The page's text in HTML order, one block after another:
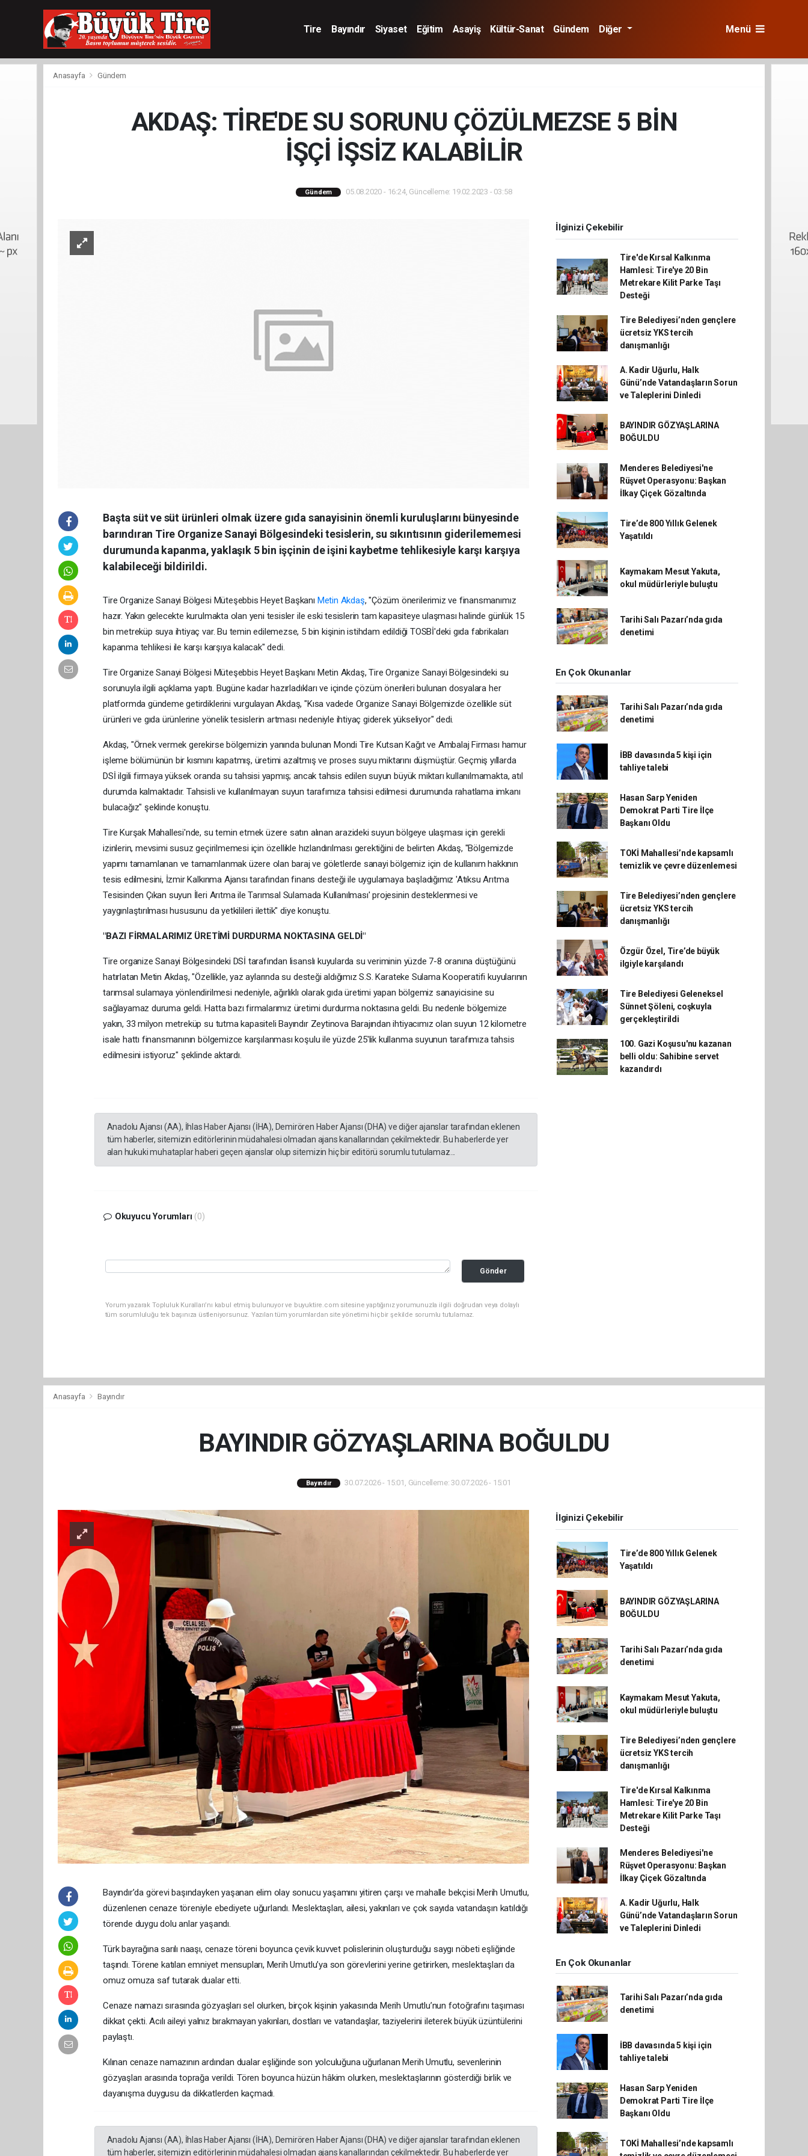
Tire Bayındır Siyaset Eğitim Asayiş Kültür-Sanat Gündem Diğer Menü
Anasayfa Gündem
AKDAŞ: TİRE'DE SU SORUNU ÇÖZÜLMEZSE 5 BİN
İŞÇİ İŞSİZ KALABİLİR
Gündem 05.08.2020 - 16:24, Güncelleme: 19.02.2023 - 03:58
Başta süt ve süt ürünleri olmak üzere gıda sanayisinin önemli kuruluşlarını bünyesinde
barındıran Tire Organize Sanayi Bölgesindeki tesislerin, su sıkıntısının giderilememesi
durumunda kapanma, yaklaşık 5 bin işçinin de işini kaybetme tehlikesiyle karşı karşıya
kalabileceği bildirildi.
Tire Organize Sanayi Bölgesi Müteşebbis Heyet Başkanı Metin Akdaş, "Çözüm önerilerimiz ve finansmanımız
hazır. Yakın gelecekte kurulmakta olan yeni tesisler ile eski tesislerin tam kapasiteye ulaşması halinde günlük 15
bin metreküp suya ihtiyaç var. Bu temin edilemezse, 5 bin kişinin istihdam edildiği TOSBİ'deki gıda fabrikaları
kapanma tehlikesi ile karşı karşıya kalacak" dedi.
Tire Organize Sanayi Bölgesi Müteşebbis Heyet Başkanı Metin Akdaş, Tire Organize Sanayi Bölgesindeki su
sorunuyla ilgili açıklama yaptı. Bugüne kadar hazırladıkları ve içinde çözüm önerileri bulunan dosyalara her
platformda gündeme getirdiklerini vurgulayan Akdaş, "Kısa vadede Organize Sanayi Bölgemizde özellikle süt
ürünleri ve gıda ürünlerine yönelik tesislerin artması nedeniyle ihtiyaç giderek yükseliyor" dedi.
Akdaş, "Örnek vermek gerekirse bölgemizin yanında bulunan Mondi Tire Kutsan Kağıt ve Ambalaj Firması hamur
işleme bölümünün bir kısmını kapatmış, üretimi azaltmış ve proses suyu miktarını düşmüştür. Geçmiş yıllarda
DSİ ilgili firmaya yüksek oranda su tahsisi yapmış; ancak tahsis edilen suyun büyük miktarı kullanılmamakta, atıl
durumda kalmaktadır. Tahsisli ve kullanılmayan suyun tarafımıza tahsisi edilmesi durumunda rahatlama imkanı
bulacağız" şeklinde konuştu.
Tire Kurşak Mahallesi'nde, su temin etmek üzere satın alınan arazideki suyun bölgeye ulaşması için gerekli
izinlerin, mevsimi susuz geçirilmemesi için özellikle hızlandırılması gerektiğini de belirten Akdaş, "Bölgemizde
yapımı tamamlanan ve tamamlanmak üzere olan baraj ve göletlerde sanayi bölgemiz için de kullanım hakkının
tesis edilmesini, İzmir Kalkınma Ajansı tarafından finans desteği ile uygulamaya başladığımız 'Atıksu Arıtma
Tesisinden Çıkan suyun İleri Arıtma ile Tarımsal Sulamada Kullanılması' projesinin desteklenmesi ve
yaygınlaştırılması hususunu da yetkilileri ilettik" diye konuştu.
"BAZI FİRMALARIMIZ ÜRETİMİ DURDURMA NOKTASINA GELDİ"
Tire organize Sanayi Bölgesindeki DSİ tarafından lisanslı kuyularda su veriminin yüzde 7-8 oranına düştüğünü
hatırlatan Metin Akdaş, "Özellikle, yaz aylarında su desteği aldığımız S.S. Karateke Sulama Kooperatifi kuyularının
tarımsal sulamaya yönlendirilmesi nedeniyle, ağırlıklı olarak gıda üretimi yapan bölgemiz sanayicisine su
sağlayamaz duruma geldi. Hatta bazı firmalarımız üretimi durdurma noktasına geldi. Bu nedenle bölgemize
yakın, 33 milyon metreküp su tutma kapasiteli Bayındır Zeytinova Barajından ihtiyacımız olan suyun 12 kilometre
isale hattı finansmanının bölgemizce karşılanması koşulu ile yüzde 25'lik kullanma suyunun tarafımıza tahsis
edilmesini istiyoruz" şeklinde aktardı.
Anadolu Ajansı (AA), İhlas Haber Ajansı (İHA), Demirören Haber Ajansı (DHA) ve diğer ajanslar tarafından eklenen
tüm haberler, sitemizin editörlerinin müdahalesi olmadan ajans kanallarından çekilmektedir. Bu haberlerde yer
alan hukuki muhataplar haberi geçen ajanslar olup sitemizin hiç bir editörü sorumlu tutulamaz...
Okuyucu Yorumları (0)
Gönder
Yorum yazarak Topluluk Kuralları’nı kabul etmiş bulunuyor ve buyuktire.com sitesine yaptığınız yorumunuzla ilgili doğrudan veya dolaylı
tüm sorumluluğu tek başınıza üstleniyorsunuz. Yazılan tüm yorumlardan site yönetimi hiçbir şekilde sorumlu tutulamaz.
İlginizi Çekebilir
Tire'de Kırsal Kalkınma
Hamlesi: Tire'ye 20 Bin
Metrekare Kilit Parke Taşı
Desteği
Tire Belediyesi’nden gençlere
ücretsiz YKS tercih
danışmanlığı
A. Kadir Uğurlu, Halk
Günü’nde Vatandaşların Sorun
ve Taleplerini Dinledi
BAYINDIR GÖZYAŞLARINA
BOĞULDU
Menderes Belediyesi'ne
Rüşvet Operasyonu: Başkan
İlkay Çiçek Gözaltında
Tire’de 800 Yıllık Gelenek
Yaşatıldı
Kaymakam Mesut Yakuta,
okul müdürleriyle buluştu
Tarihi Salı Pazarı’nda gıda
denetimi
En Çok Okunanlar
Tarihi Salı Pazarı’nda gıda
denetimi
İBB davasında 5 kişi için
tahliye talebi
Hasan Sarp Yeniden
Demokrat Parti Tire İlçe
Başkanı Oldu
TOKİ Mahallesi’nde kapsamlı
temizlik ve çevre düzenlemesi
Tire Belediyesi’nden gençlere
ücretsiz YKS tercih
danışmanlığı
Özgür Özel, Tire’de büyük
ilgiyle karşılandı
Tire Belediyesi Geleneksel
Sünnet Şöleni, coşkuyla
gerçekleştirildi
100. Gazi Koşusu'nu kazanan
belli oldu: Sahibine servet
kazandırdı
Anasayfa Bayındır
BAYINDIR GÖZYAŞLARINA BOĞULDU
Bayındır 30.07.2026 - 15:01, Güncelleme: 30.07.2026 - 15:01
Bayındır’da görevi başındayken yaşanan elim olay sonucu yaşamını yitiren çarşı ve mahalle bekçisi Merih Umutlu,
düzenlenen cenaze töreniyle ebediyete uğurlandı. Meslektaşları, ailesi, yakınları ve çok sayıda vatandaşın katıldığı
törende duygu dolu anlar yaşandı.
Türk bayrağına sarılı naaşı, cenaze töreni boyunca çevik kuvvet polislerinin oluşturduğu saygı nöbeti eşliğinde
taşındı. Törene katılan emniyet mensupları, Merih Umutlu’ya son görevlerini yerine getirirken, meslektaşları da
omuz omuza saf tutarak dualar etti.
Cenaze namazı sırasında gözyaşları sel olurken, birçok kişinin yakasında Merih Umutlu’nun fotoğrafını taşıması
dikkat çekti. Acılı aileyi yalnız bırakmayan yakınları, dostları ve vatandaşlar, taziyelerini ileterek büyük üzüntülerini
paylaştı.
Kılınan cenaze namazının ardından dualar eşliğinde son yolculuğuna uğurlanan Merih Umutlu, sevenlerinin
gözyaşları arasında toprağa verildi. Tören boyunca hüzün hâkim olurken, meslektaşlarının gösterdiği birlik ve
dayanışma duygusu da dikkatlerden kaçmadı.
Anadolu Ajansı (AA), İhlas Haber Ajansı (İHA), Demirören Haber Ajansı (DHA) ve diğer ajanslar tarafından eklenen
tüm haberler, sitemizin editörlerinin müdahalesi olmadan ajans kanallarından çekilmektedir. Bu haberlerde yer
İlginizi Çekebilir
Tire’de 800 Yıllık Gelenek
Yaşatıldı
BAYINDIR GÖZYAŞLARINA
BOĞULDU
Tarihi Salı Pazarı’nda gıda
denetimi
Kaymakam Mesut Yakuta,
okul müdürleriyle buluştu
Tire Belediyesi’nden gençlere
ücretsiz YKS tercih
danışmanlığı
Tire'de Kırsal Kalkınma
Hamlesi: Tire'ye 20 Bin
Metrekare Kilit Parke Taşı
Desteği
Menderes Belediyesi'ne
Rüşvet Operasyonu: Başkan
İlkay Çiçek Gözaltında
A. Kadir Uğurlu, Halk
Günü’nde Vatandaşların Sorun
ve Taleplerini Dinledi
En Çok Okunanlar
Tarihi Salı Pazarı’nda gıda
denetimi
İBB davasında 5 kişi için
tahliye talebi
Hasan Sarp Yeniden
Demokrat Parti Tire İlçe
Başkanı Oldu
TOKİ Mahallesi’nde kapsamlı